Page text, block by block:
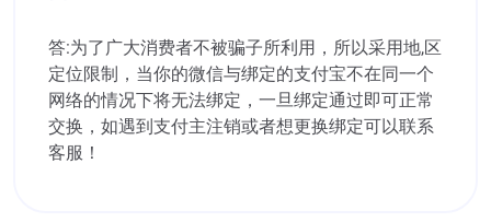
答:为了广大消费者不被骗子所利用，所以采用地,区
定位限制，当你的微信与绑定的支付宝不在同一个
网络的情况下将无法绑定，一旦绑定通过即可正常
交换，如遇到支付主注销或者想更换绑定可以联系
客服！